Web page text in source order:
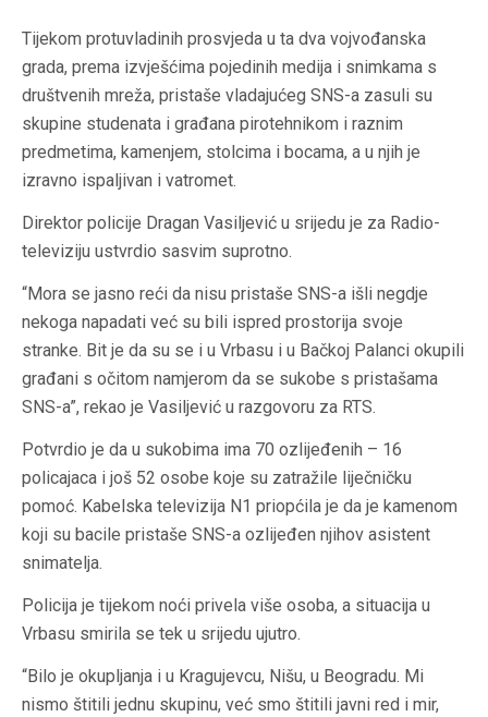
Tijekom protuvladinih prosvjeda u ta dva vojvođanska
grada, prema izvješćima pojedinih medija i snimkama s
društvenih mreža, pristaše vladajućeg SNS-a zasuli su
skupine studenata i građana pirotehnikom i raznim
predmetima, kamenjem, stolcima i bocama, a u njih je
izravno ispaljivan i vatromet.
Direktor policije Dragan Vasiljević u srijedu je za Radio-
televiziju ustvrdio sasvim suprotno.
“Mora se jasno reći da nisu pristaše SNS-a išli negdje
nekoga napadati već su bili ispred prostorija svoje
stranke. Bit je da su se i u Vrbasu i u Bačkoj Palanci okupili
građani s očitom namjerom da se sukobe s pristašama
SNS-a”, rekao je Vasiljević u razgovoru za RTS.
Potvrdio je da u sukobima ima 70 ozlijeđenih – 16
policajaca i još 52 osobe koje su zatražile liječničku
pomoć. Kabelska televizija N1 priopćila je da je kamenom
koji su bacile pristaše SNS-a ozlijeđen njihov asistent
snimatelja.
Policija je tijekom noći privela više osoba, a situacija u
Vrbasu smirila se tek u srijedu ujutro.
“Bilo je okupljanja i u Kragujevcu, Nišu, u Beogradu. Mi
nismo štitili jednu skupinu, već smo štitili javni red i mir,